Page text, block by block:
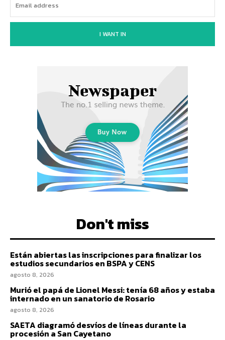
I WANT IN
Don't miss
Están abiertas las inscripciones para finalizar los
estudios secundarios en BSPA y CENS
agosto 8, 2026
Murió el papá de Lionel Messi: tenía 68 años y estaba
internado en un sanatorio de Rosario
agosto 8, 2026
SAETA diagramó desvíos de líneas durante la
procesión a San Cayetano